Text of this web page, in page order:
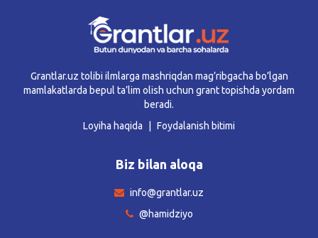
Grantlar.uz tolibi ilmlarga mashriqdan mag’ribgacha bo’lgan
mamlakatlarda bepul ta’lim olish uchun grant topishda yordam
beradi.
Loyiha haqida
Foydalanish bitimi
Biz bilan aloqa
info@grantlar.uz
@hamidziyo